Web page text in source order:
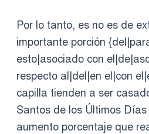
Por lo tanto, es no es de
importante porción
esto|asociado con
respecto al|del|en el|con
capilla tienden a ser
Santos de los Últimos
aumento porcentaje que